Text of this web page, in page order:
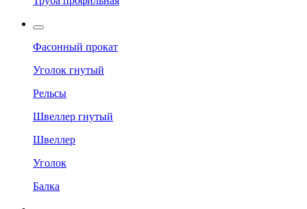
Фасонный прокат
Уголок гнутый
Рельсы
Швеллер гнутый
Швеллер
Уголок
Балка